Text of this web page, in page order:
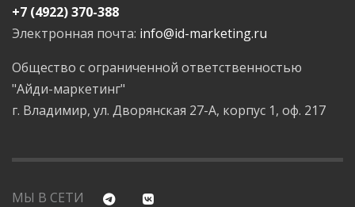
+7 (4922) 370-388
Электронная почта: info@id-marketing.ru
Общество с ограниченной ответственностью
"Айди-маркетинг"
г. Владимир, ул. Дворянская 27-А, корпус 1, оф. 217
МЫ В СЕТИ